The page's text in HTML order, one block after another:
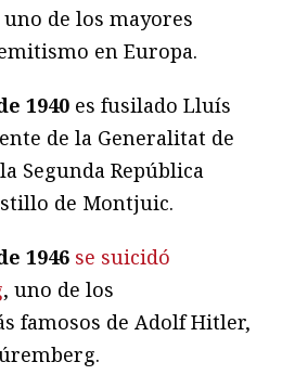
de los mayores
en Europa.
1940 es fusilado Lluís
de la Generalitat de
Segunda República
de Montjuic.
1946 se suicidó
, uno de los
famosos de Adolf Hitler,